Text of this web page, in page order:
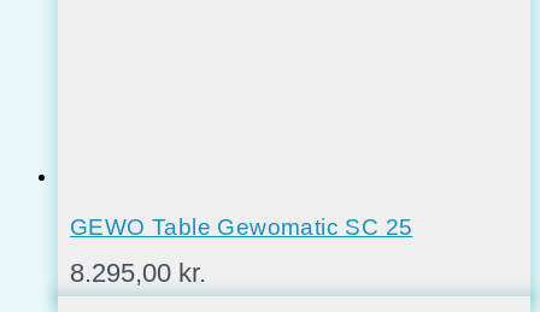
GEWO Table Gewomatic SC 25
8.295,00 kr.